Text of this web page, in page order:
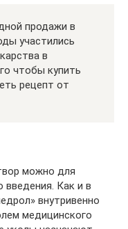
продажи в
участились
в
чтобы купить
рецепт от
можно для
введения. Как и в
внутривенно
медицинского